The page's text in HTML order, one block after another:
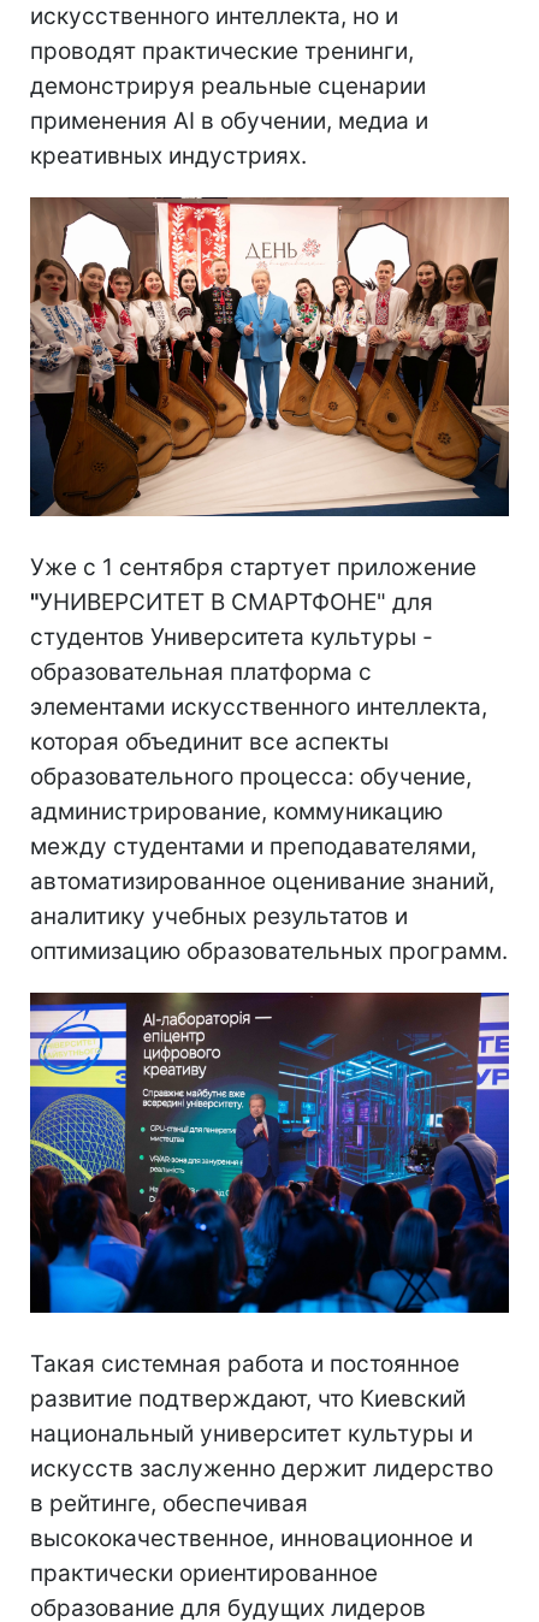
искусственного интеллекта, но и
проводят практические тренинги,
демонстрируя реальные сценарии
применения AI в обучении, медиа и
креативных индустриях.
Уже с 1 сентября стартует приложение
"УНИВЕРСИТЕТ В СМАРТФОНЕ" для
студентов Университета культуры -
образовательная платформа с
элементами искусственного интеллекта,
которая объединит все аспекты
образовательного процесса: обучение,
администрирование, коммуникацию
между студентами и преподавателями,
автоматизированное оценивание знаний,
аналитику учебных результатов и
оптимизацию образовательных программ.
Такая системная работа и постоянное
развитие подтверждают, что Киевский
национальный университет культуры и
искусств заслуженно держит лидерство
в рейтинге, обеспечивая
высококачественное, инновационное и
практически ориентированное
образование для будущих лидеров